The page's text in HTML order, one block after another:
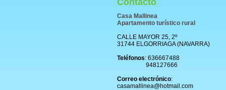
Contacto
Casa Mallinea
Apartamento turístico rural
CALLE MAYOR 25, 2º
31744 ELGORRIAGA (NAVARRA)
Teléfonos: 636667488
948127666
Correo electrónico:
casamallinea@hotmail.com